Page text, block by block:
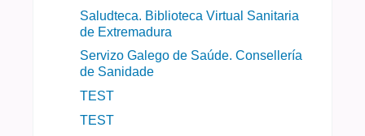
Saludteca. Biblioteca Virtual Sanitaria
de Extremadura
Servizo Galego de Saúde. Consellería
de Sanidade
TEST
TEST